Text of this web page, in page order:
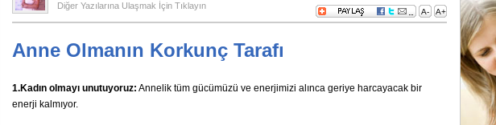
Diğer Yazılarına Ulaşmak İçin Tıklayın
Anne Olmanın Korkunç Tarafı
A- A+
1.Kadın olmayı unutuyoruz: Annelik tüm gücümüzü ve enerjimizi alınca geriye harcayacak bir
enerji kalmıyor.